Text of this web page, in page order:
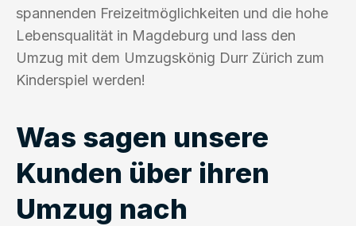
spannenden Freizeitmöglichkeiten und die hohe
Lebensqualität in Magdeburg und lass den
Umzug mit dem Umzugskönig Durr Zürich zum
Kinderspiel werden!
Was sagen unsere
Kunden über ihren
Umzug nach